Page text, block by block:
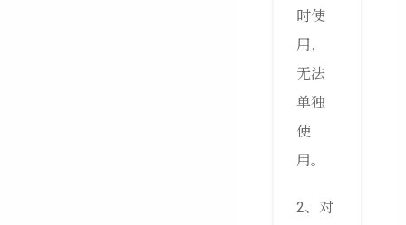
时使
用，
无法
单独
使
用。
2、对